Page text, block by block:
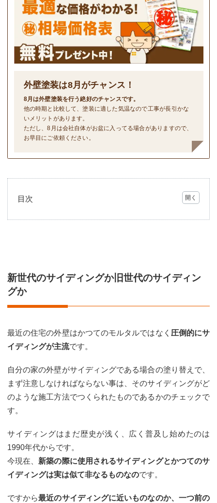
外壁塗装は8月がチャンス！
8月は外壁塗装を行う絶好のチャンスです。
他の時期と比較して、塗装に適した気温なので工事が長引かな
いメリットがあります。
ただし、8月は会社自体がお盆に入ってる場合がありますので、
お早目にご依頼ください。
目次
新世
世代
のサ
イデ
ィン
2
ディ
の直
工法
と通
3
ディ
ング
貼り
は何
新世代のサイディングか旧世代のサイディン
グか
最近の住宅の外壁はかつてのモルタルではなく 圧倒的にサ
イディングが主流です。
自分の家の外壁がサイディングである場合の塗り替えで、
まず注意しなければならない事は、そのサイディングがど
のような施工方法でつくられたものであるかのチェックで
す。
サイディングはまだ歴史が浅く、広く普及し始めたのは
1990年代からです。
今現在、 新築の際に使用されるサイディングとかつてのサ
イディングは実は似て非なるものなのです。
ですから最近のサイディングに近いものなのか、一つ前の